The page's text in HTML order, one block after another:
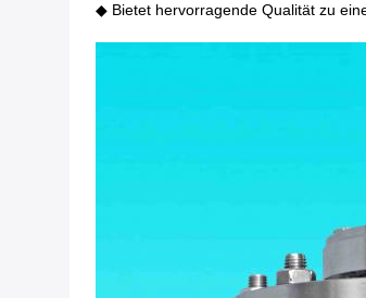
◆ Bietet hervorragende Qualität zu